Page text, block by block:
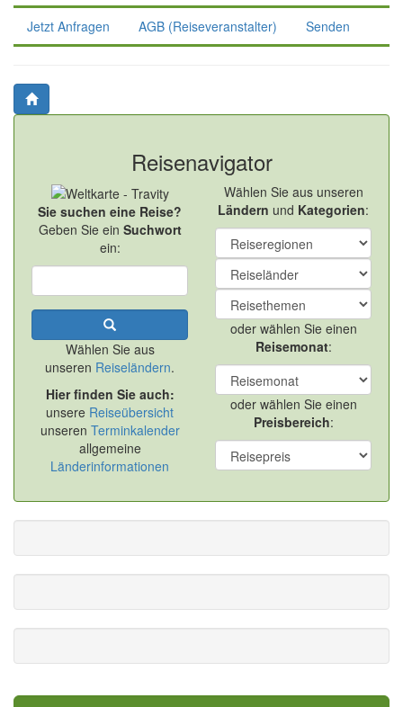
Jetzt Anfragen AGB (Reiseveranstalter) Senden
Reisenavigator
Sie suchen eine Reise?
Geben Sie ein Suchwort
ein:
Wählen Sie aus
unseren Reiseländern.
Hier finden Sie auch:
unsere Reiseübersicht
unseren Terminkalender
allgemeine
Länderinformationen
Wählen Sie aus unseren
Ländern und Kategorien:
oder wählen Sie einen
Reisemonat:
oder wählen Sie einen
Preisbereich: